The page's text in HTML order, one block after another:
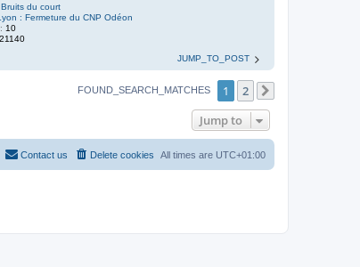
Bruits du court
: Fermeture du CNP Odéon
10
21140
JUMP_TO_POST
FOUND_SEARCH_MATCHES 1 2
Jump to
All times are UTC+01:00
Delete cookies
Contact us